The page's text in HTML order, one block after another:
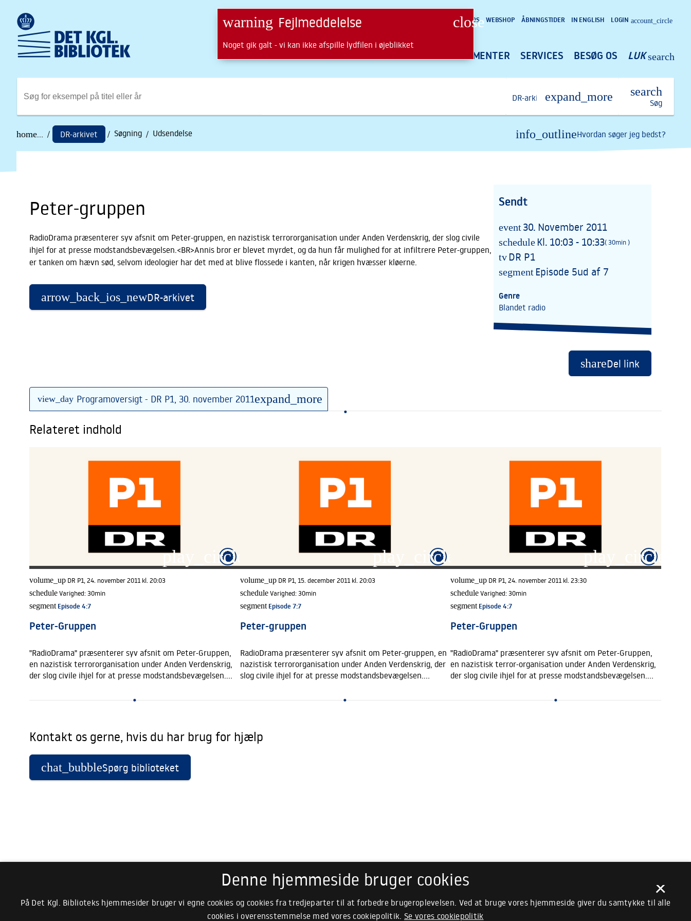
warning Fejlmeddelelse close
Noget gik galt - vi kan ikke afspille lydfilen i øjeblikket
ROYAL DANISH LIBRARY LOGO
FIND MATERIALE INSPIRATION ARRANGEMENTER SERVICES BESØG OS LUK search
LÅN OG AFLEVERING BLIV BRUGER OM OS WEBSHOP ÅBNINGSTIDER IN ENGLISH LOGIN account_circle
DR-arkivet
Søg
search
home ... / DR-arkivet / Søgning / Udsendelse info_outlineHvordan søger jeg bedst?
Peter-gruppen
RadioDrama præsenterer syv afsnit om Peter-gruppen, en nazistisk terrororganisation under Anden Verdenskrig, der slog civile
ihjel for at presse modstandsbevægelsen.<BR>Annis bror er blevet myrdet, og da hun får mulighed for at infiltrere Peter-gruppen,
er tanken om hævn sød, selvom ideologier har det med at blive flossede i kanten, når krigen hvæsser kløerne.
arrow_back_ios_newDR-arkivet
Sendt
event30. November 2011
schedule Kl. 10:03 - 10:33( 30min )
tv DR P1
segment Episode 5ud af 7
Genre
Blandet radio
shareDel link
view_day Programoversigt - DR P1, 30. november 2011expand_more
•
Relateret indhold
play_circle_filled
volume_up DR P1, 24. november 2011 kl. 20:03
scheduleVarighed:30min
segment Episode 4:7
Peter-Gruppen
"RadioDrama" præsenterer syv afsnit om Peter-Gruppen,
en nazistisk terrororganisation under Anden Verdenskrig,
der slog civile ihjel for at presse modstandsbevægelsen.
infiltrere Peter-gruppen er tanken om hævn sød selvom
play_circle_filled
volume_up DR P1, 15. december 2011 kl. 20:03
schedule Varighed:30min
segment Episode 7:7
Peter-gruppen
RadioDrama præsenterer syv afsnit om Peter-gruppen, en
nazistisk terrororganisation under Anden Verdenskrig, der
slog civile ihjel for at presse modstandsbevægelsen.
for at infiltrere Peter-gruppen, er tanken om hævn sød,
volume_up DR P1, 24. november 2011 kl. 23:30
scheduleVarighed:30min
segment Episode 4:7
Peter-Gruppen
"RadioDrama" præsenterer syv afsnit om Peter-Gruppen,
en nazistisk terror-organisation under Anden Verdenskrig,
der slog civile ihjel for at presse modstandsbevægelsen.
infiltrere Peter-gruppen er tanken om hævn sød selvom
Kontakt os gerne, hvis du har brug for hjælp
chat_bubbleSpørg biblioteket
×
Denne hjemmeside bruger cookies
På Det Kgl. Biblioteks hjemmesider bruger vi egne cookies og cookies fra tredjeparter til at forbedre brugeroplevelsen. Ved at bruge vores hjemmeside giver du samtykke til alle
cookies i overensstemmelse med vores cookiepolitik. Se vores cookiepolitik